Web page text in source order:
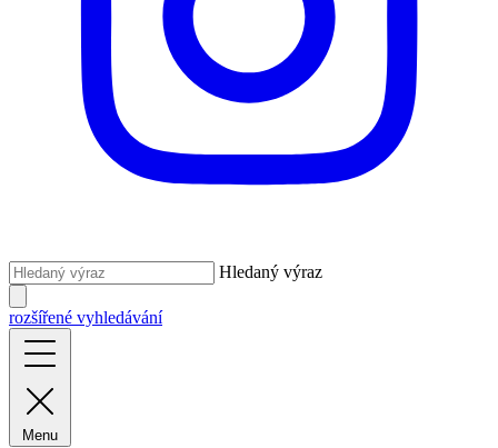
Hledaný výraz
rozšířené vyhledávání
Menu